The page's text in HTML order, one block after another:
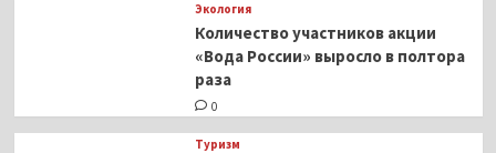
Экология
Количество участников акции
«Вода России» выросло в полтора
раза
0
Туризм